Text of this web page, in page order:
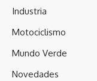
Industria
Motociclismo
Mundo Verde
Novedades